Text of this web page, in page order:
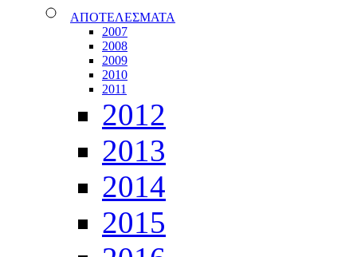
ΑΠΟΤΕΛΕΣΜΑΤΑ
2007
2008
2009
2010
2011
2012
2013
2014
2015